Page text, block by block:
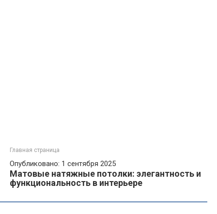
Главная страница
Опубликовано: 1 сентября 2025
Матовые натяжные потолки: элегантность и
функциональность в интерьере